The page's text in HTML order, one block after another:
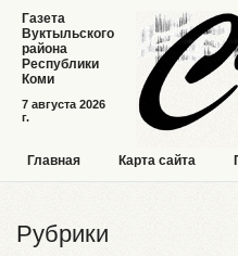
7 августа 2026
г.
Газета
Вуктыльского
района
Республики
Коми
Главная Карта сайта
Рубрики